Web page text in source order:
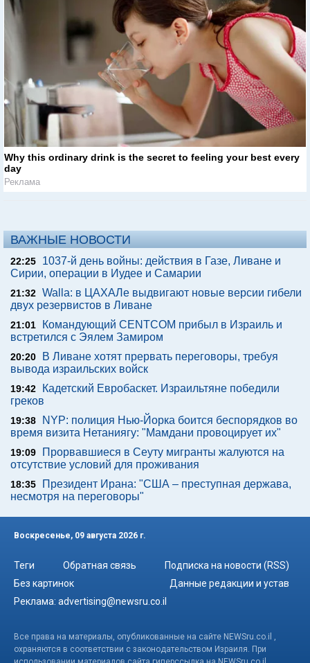
Why this ordinary drink is the secret to feeling your best every
day
Реклама
ВАЖНЫЕ НОВОСТИ
22:25
1037-й день войны: действия в Газе, Ливане и
Сирии, операции в Иудее и Самарии
21:32 Walla: в ЦАХАЛе выдвигают новые версии гибели
двух резервистов в Ливане
21:01
Командующий CENTCOM прибыл в Израиль и
встретился с Эялем Замиром
20:20
В Ливане хотят прервать переговоры, требуя
вывода израильских войск
19:42
Кадетский Евробаскет. Израильтяне победили
греков
19:38
NYP: полиция Нью-Йорка боится беспорядков во
время визита Нетаниягу: "Мамдани провоцирует их"
19:09
Прорвавшиеся в Сеуту мигранты жалуются на
отсутствие условий для проживания
18:35
Президент Ирана: "США – преступная держава,
несмотря на переговоры"
Воскресенье, 09 августа 2026 г.
Теги Обратная связь
Подписка на новости (RSS)
Без картинок
Данные редакции и устав
Реклама: advertising@newsru.co.il
Все права на материалы, опубликованные на сайте NEWSru.co.il ,
охраняются в соответствии с законодательством Израиля. При